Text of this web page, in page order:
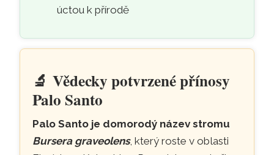
úctou k přírodě
🔬Vědecky potvrzené přínosy
Palo Santo
Palo Santo je domorodý název stromu
Bursera graveolens, který roste v oblasti